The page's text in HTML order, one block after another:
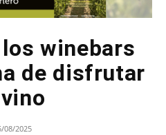
winebars
de disfrutar
08/2025